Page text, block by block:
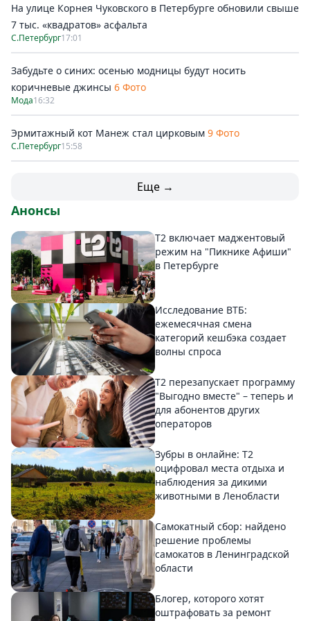
На улице Корнея Чуковского в Петербурге обновили свыше
7 тыс. «квадратов» асфальта
С.Петербург17:01
Забудьте о синих: осенью модницы будут носить
коричневые джинсы 6 Фото
Мода16:32
Эрмитажный кот Манеж стал цирковым 9 Фото
С.Петербург15:58
Еще →
Анонсы
Т2 включает маджентовый
режим на "Пикнике Афиши"
в Петербурге
Исследование ВТБ:
ежемесячная смена
категорий кешбэка создает
волны спроса
Т2 перезапускает программу
"Выгодно вместе" – теперь и
для абонентов других
операторов
Зубры в онлайне: Т2
оцифровал места отдыха и
наблюдения за дикими
животными в Ленобласти
Самокатный сбор: найдено
решение проблемы
самокатов в Ленинградской
области
Блогер, которого хотят
оштрафовать за ремонт